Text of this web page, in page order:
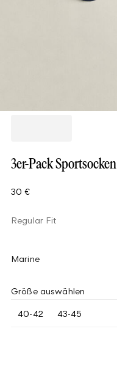
3er-Pack Sportsocken
30 €
Regular Fit
Marine
Größe auswählen
40-42 43-45